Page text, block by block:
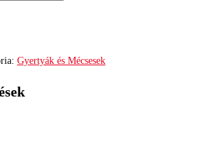
Gyertyák és Mécsesek